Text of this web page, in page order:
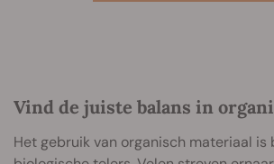
Vind de juiste balans in
Het gebruik van organisch materiaal is